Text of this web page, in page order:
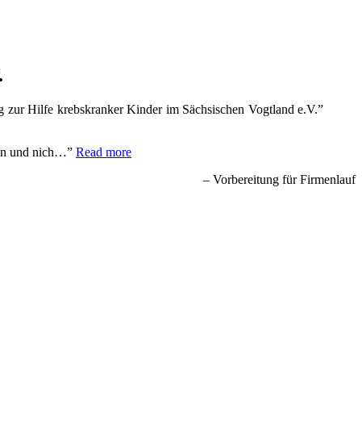
Hilfe krebskranker Kinder im Sächsischen Vogtland e.V.”
und nich…
Read more
Vorbereitung für Firmenlauf